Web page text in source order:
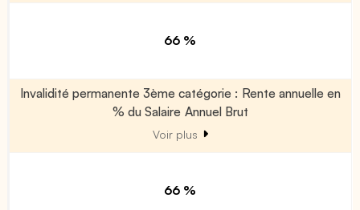
66 %
Invalidité permanente 3ème catégorie : Rente annuelle en
% du Salaire Annuel Brut
Voir plus
66 %